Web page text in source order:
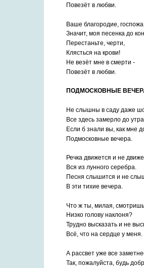
Повезёт в любви.
Ваше благородие,
Значит, моя песенка до
Перестаньте, черти,
Клясться на крови!
Не везёт мне в смерти -
Повезёт в любви.
ПОДМОСКОВНЫЕ
Не слышны в саду даже
Все здесь замерло до
Если б знали вы, как мне
Подмосковные вечера.
Речка движется и не
Вся из лунного серебра.
Песня слышится и не
В эти тихие вечера.
Что ж ты, милая,
Низко голову наклоня?
Трудно высказать и не
Всё, что на сердце у меня.
А рассвет уже все
Так, пожалуйста, будь